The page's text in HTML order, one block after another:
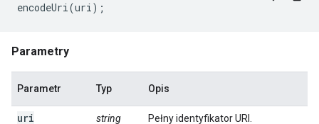
encodeUri(uri);
Parametry
Parametr Typ Opis
uri string Pełny identyfikator URI.